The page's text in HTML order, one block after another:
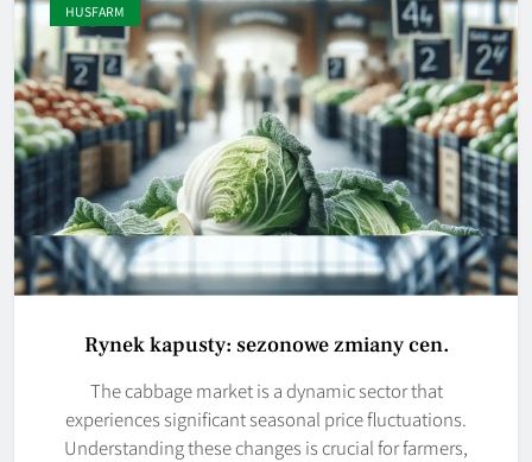
HUSFARM
Rynek kapusty: sezonowe zmiany cen.
The cabbage market is a dynamic sector that
experiences significant seasonal price fluctuations.
Understanding these changes is crucial for farmers,